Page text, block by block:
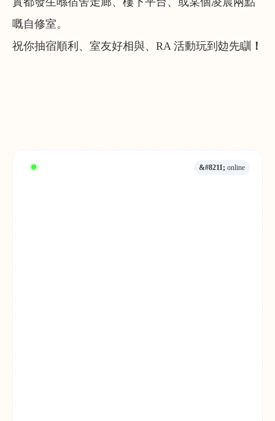
嘅自修室。
祝你抽宿順利、室友好相與、RA 活動玩到攰先瞓 ！
&#8211; online